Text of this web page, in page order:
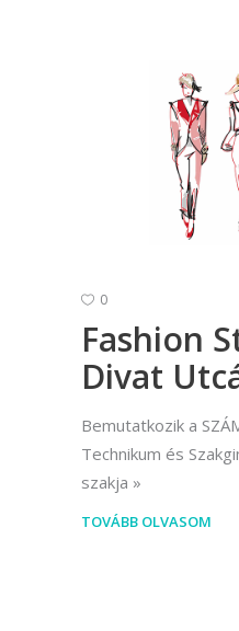
0
Fashion
Divat
Bemutatkozik a
Technikum és
szakja
TOVÁBB OLVASOM